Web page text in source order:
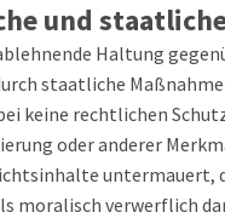
und
Haltung
staatliche
keine rechtlichen
oder anderer
untermauert,
moralisch verwerflich